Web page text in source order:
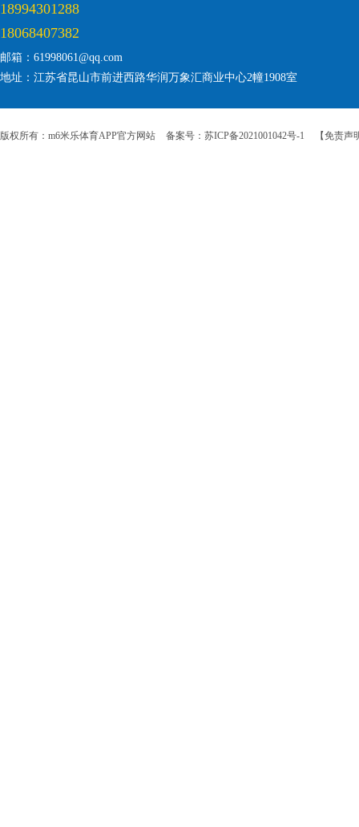
18994301288
18068407382
邮箱：61998061@qq.com
地址：江苏省昆山市前进西路华润万象汇商业中心2幢1908室
版权所有：m6米乐体育APP官方网站 备案号：苏ICP备2021001042号-1 【免责声